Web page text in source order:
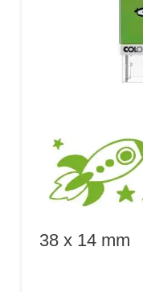
38 x 14 mm